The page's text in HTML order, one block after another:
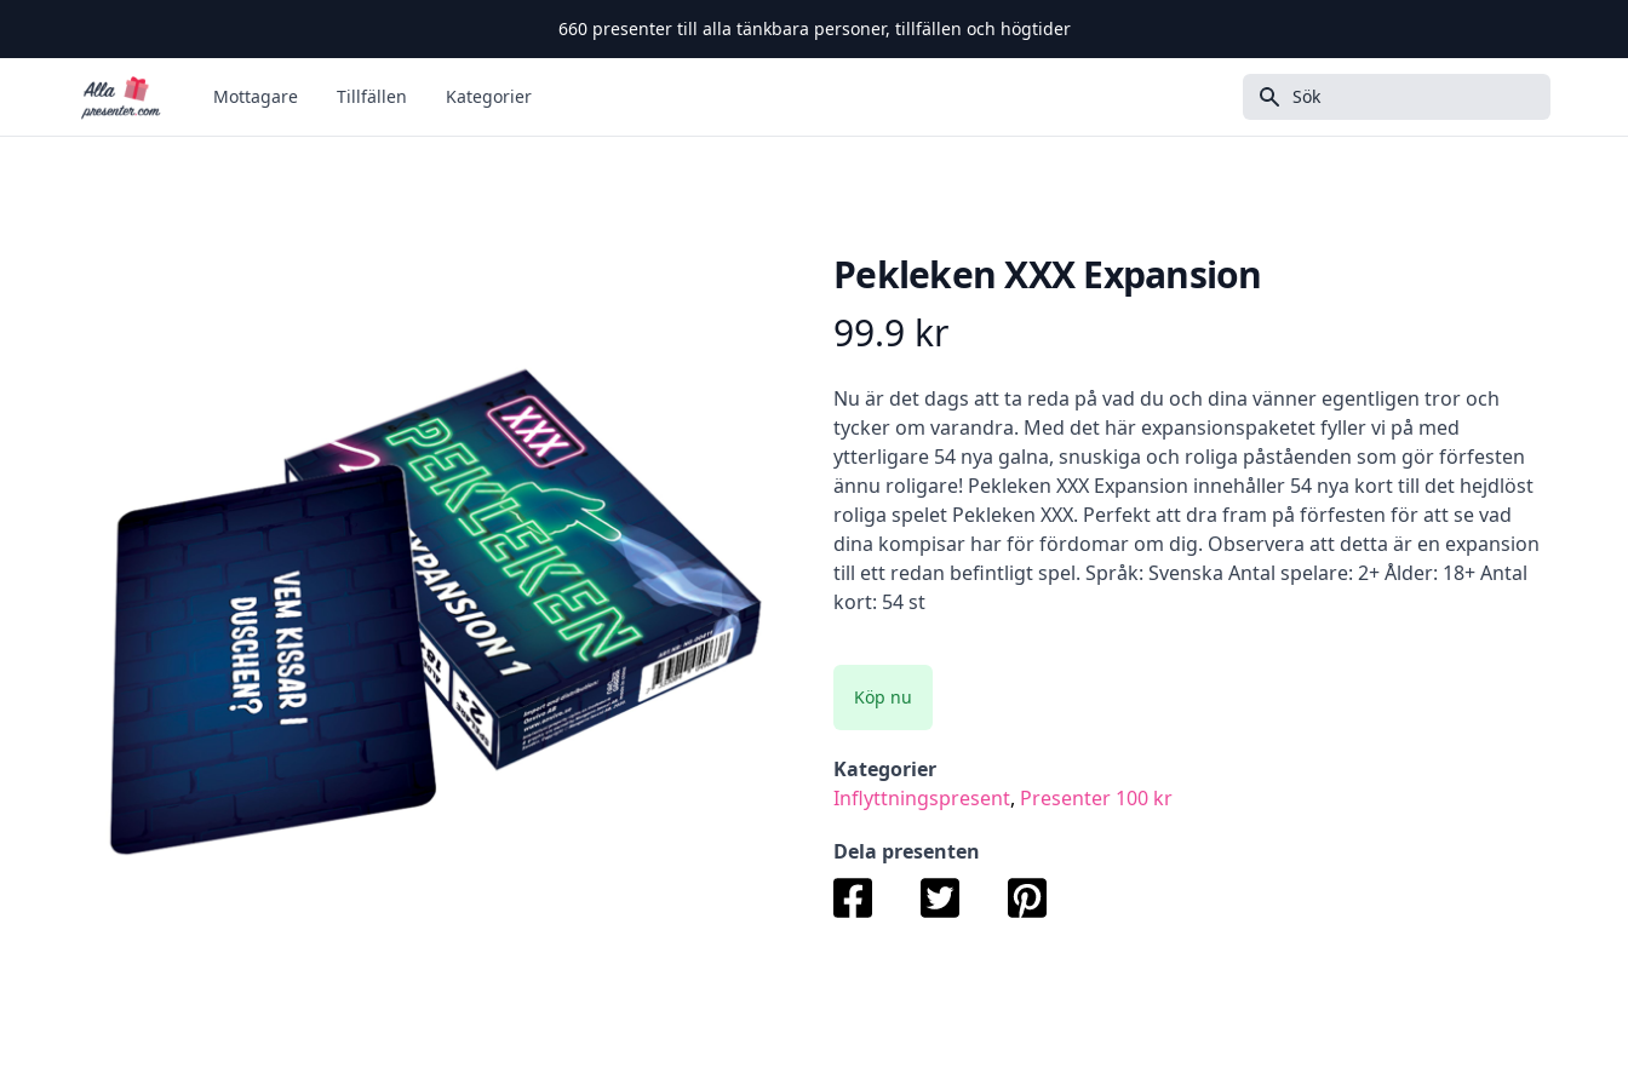
660presenter till alla tänkbara personer, tillfällen och högtider
Alla Presenter Mottagare Tillfällen Kategorier Sök
Pekleken XXX Expansion
Product information
99.9 kr
Beskrivning
Nu är det dags att ta reda på vad du och dina vänner egentligen tror och
tycker om varandra. Med det här expansionspaketet fyller vi på med
ytterligare 54 nya galna, snuskiga och roliga påståenden som gör förfesten
ännu roligare! Pekleken XXX Expansion innehåller 54 nya kort till det hejdlöst
roliga spelet Pekleken XXX. Perfekt att dra fram på förfesten för att se vad
dina kompisar har för fördomar om dig. Observera att detta är en expansion
till ett redan befintligt spel. Språk: Svenska Antal spelare: 2+ Ålder: 18+ Antal
kort: 54 st
Köp nu
Kategorier
Inflyttningspresent, Presenter 100 kr
Dela presenten